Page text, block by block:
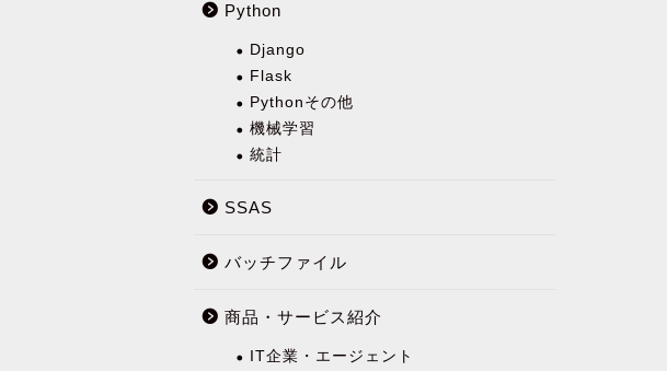
Python
Django
Flask
Pythonその他
機械学習
統計
SSAS
バッチファイル
商品・サービス紹介
IT企業・エージェント